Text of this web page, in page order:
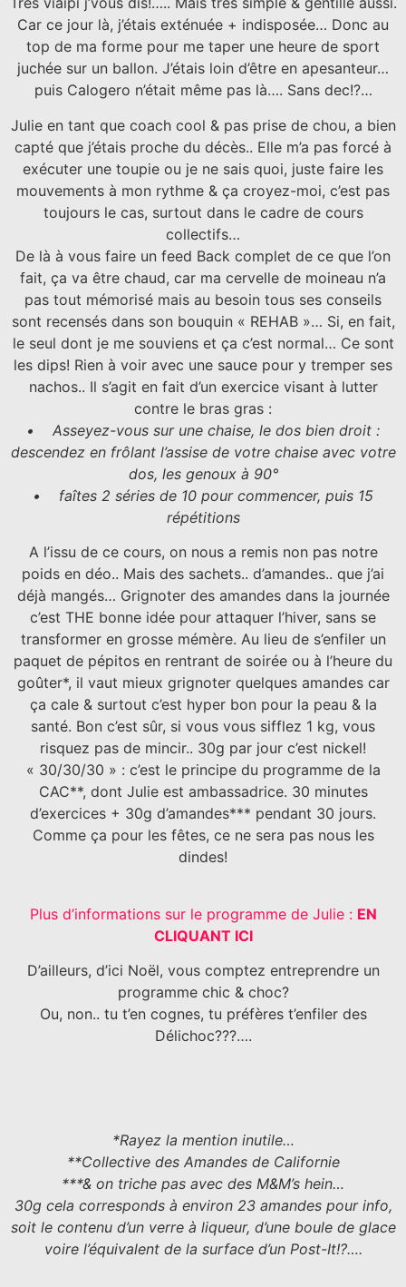
Car ce jour là, j’étais exténuée + indisposée… Donc au
top de ma forme pour me taper une heure de sport
juchée sur un ballon. J’étais loin d’être en apesanteur…
puis Calogero n’était même pas là…. Sans dec!?…
Julie en tant que coach cool & pas prise de chou, a bien
capté que j’étais proche du décès.. Elle m’a pas forcé à
exécuter une toupie ou je ne sais quoi, juste faire les
mouvements à mon rythme & ça croyez-moi, c’est pas
toujours le cas, surtout dans le cadre de cours
collectifs…
De là à vous faire un feed Back complet de ce que l’on
fait, ça va être chaud, car ma cervelle de moineau n’a
pas tout mémorisé mais au besoin tous ses conseils
sont recensés dans son bouquin « REHAB »… Si, en fait,
le seul dont je me souviens et ça c’est normal… Ce sont
les dips! Rien à voir avec une sauce pour y tremper ses
nachos.. Il s’agit en fait d’un exercice visant à lutter
contre le bras gras :
• Asseyez-vous sur une chaise, le dos bien droit :
descendez en frôlant l’assise de votre chaise avec votre
dos, les genoux à 90°
• faîtes 2 séries de 10 pour commencer, puis 15
répétitions
A l’issu de ce cours, on nous a remis non pas notre
poids en déo.. Mais des sachets.. d’amandes.. que j’ai
déjà mangés… Grignoter des amandes dans la journée
c’est THE bonne idée pour attaquer l’hiver, sans se
transformer en grosse mémère. Au lieu de s’enfiler un
paquet de pépitos en rentrant de soirée ou à l’heure du
goûter*, il vaut mieux grignoter quelques amandes car
ça cale & surtout c’est hyper bon pour la peau & la
santé. Bon c’est sûr, si vous vous sifflez 1 kg, vous
risquez pas de mincir.. 30g par jour c’est nickel!
« 30/30/30 » : c’est le principe du programme de la
CAC**, dont Julie est ambassadrice. 30 minutes
d’exercices + 30g d’amandes*** pendant 30 jours.
Comme ça pour les fêtes, ce ne sera pas nous les
dindes!
Plus d’informations sur le programme de Julie : EN
CLIQUANT ICI
D’ailleurs, d’ici Noël, vous comptez entreprendre un
programme chic & choc?
Ou, non.. tu t’en cognes, tu préfères t’enfiler des
Délichoc???….
*Rayez la mention inutile…
**Collective des Amandes de Californie
***& on triche pas avec des M&M’s hein…
30g cela corresponds à environ 23 amandes pour info,
soit le contenu d’un verre à liqueur, d’une boule de glace
voire l’équivalent de la surface d’un Post-It!?….